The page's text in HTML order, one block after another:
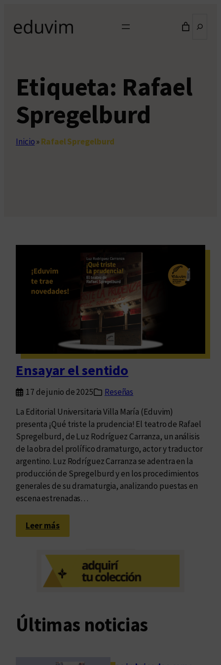
contenido
Etiqueta: Rafael
Spregelburd
Inicio»Rafael Spregelburd
Ensayar el sentido
17 de junio de 2025
Reseñas
La Editorial Universitaria Villa María (Eduvim)
presenta ¡Qué triste la prudencia! El teatro de Rafael
Spregelburd, de Luz Rodríguez Carranza, un análisis
de la obra del prolífico dramaturgo, actor y traductor
argentino. Luz Rodríguez Carranza se adentra en la
producción de Spregelburd y en los procedimientos
generales de su dramaturgia, analizando puestas en
escena estrenadas…
Leer más:
E
a
y
e
e
Últimas noticias